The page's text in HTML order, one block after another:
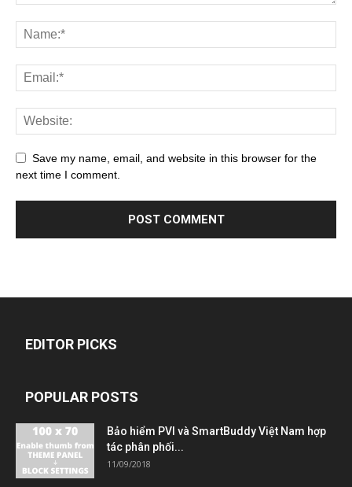
Save my name, email, and website in this browser for the
next time I comment.
EDITOR PICKS
POPULAR POSTS
Bảo hiểm PVI và SmartBuddy Việt Nam hợp
tác phân phối...
11/09/2018